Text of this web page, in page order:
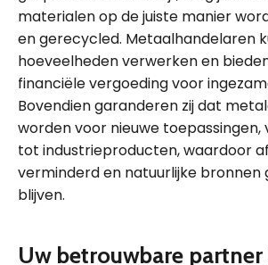
materialen op de juiste manier
en gerecycled. Metaalhandelaren
hoeveelheden verwerken en
financiële vergoeding voor
Bovendien garanderen zij dat
worden voor nieuwe
tot industrieproducten, waardoor
verminderd en natuurlijke bronnen
blijven.
Uw betrouwbare